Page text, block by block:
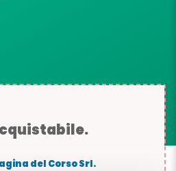
del Corso Srl.